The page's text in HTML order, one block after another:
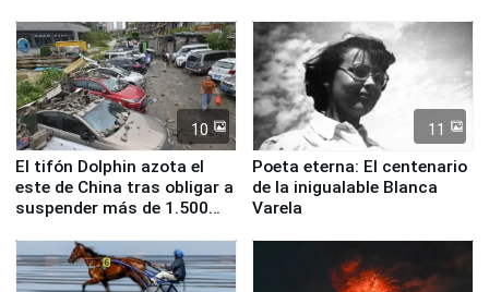
10
El tifón Dolphin azota el
este de China tras obligar a
suspender más de 1.500
11
Poeta eterna: El centenario
de la inigualable Blanca
Varela